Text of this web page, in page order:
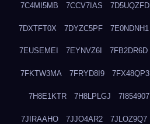
7C4MI5MB 7CCV7IAS 7D5UQZFD
7DXTFT0X 7DYZC5PF 7E0NDNH1
7EUSEMEI 7EYNVZ6I 7FB2DR6D
7FKTW3MA 7FRYD8I9 7FX48QP3
7H8E1KTR 7H8LPLGJ 7I854907
7JIRAAHO 7JJO4AR2 7JLOZ9Q7